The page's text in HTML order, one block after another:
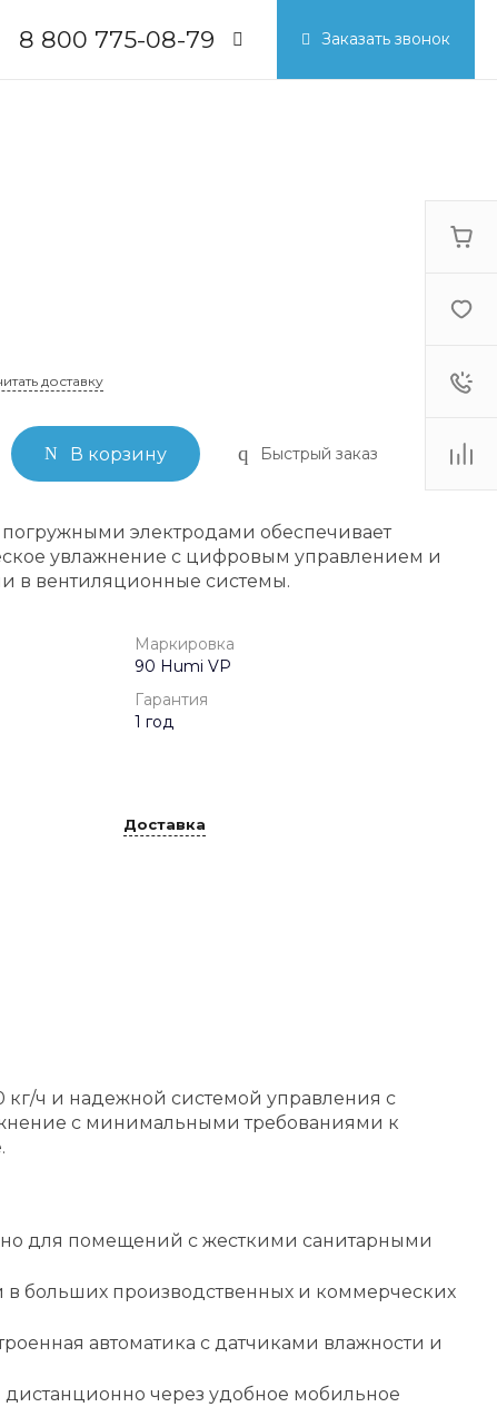
8 800 775-08-79 Заказать звонок
доставку
В корзину Быстрый заказ
электродами обеспечивает
увлажнение с цифровым управлением и
в вентиляционные системы.
Маркировка
90 Humi VP
Гарантия
1 год
Доставка
кг/ч и надежной системой управления с
с минимальными требованиями к
для помещений с жесткими санитарными
в больших производственных и коммерческих
автоматика с датчиками влажности и
через удобное мобильное